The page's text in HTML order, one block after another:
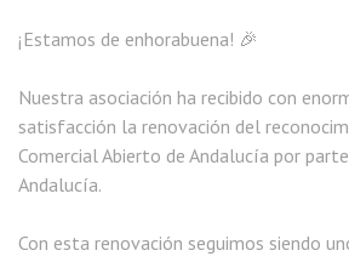
¡Estamos de enhorabuena! 🎉
Nuestra asociación ha recibido con
satisfacción la renovación del
Comercial Abierto de Andalucía por
Andalucía.
Con esta renovación seguimos siendo